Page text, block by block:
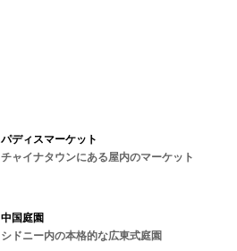
パディスマーケット
チャイナタウンにある屋内のマーケット
中国庭園
シドニー内の本格的な広東式庭園